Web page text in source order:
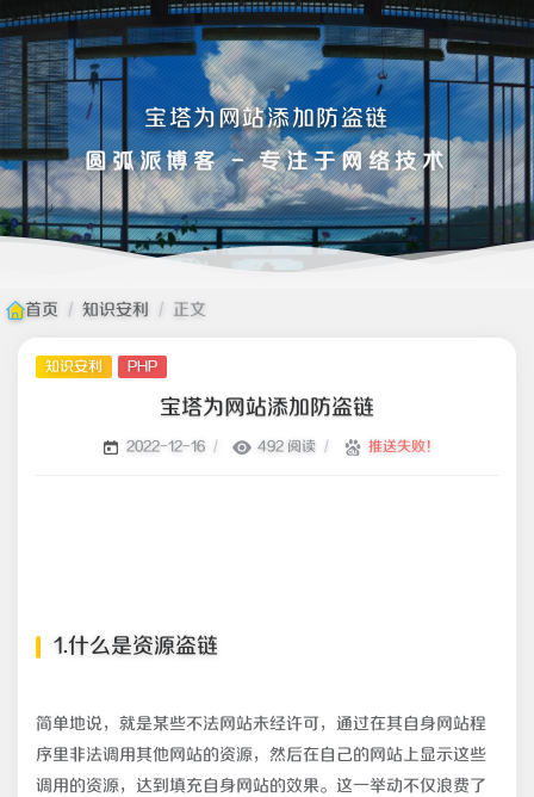
宝塔为网站添加防盗链
圆弧派博客 - 专注于网络技术
首页 / 知识安利 / 正文
知识安利 PHP
宝塔为网站添加防盗链
2022-12-16 / 492 阅读 / 推送失败！
1.什么是资源盗链
简单地说，就是某些不法网站未经许可，通过在其自身网站程
序里非法调用其他网站的资源，然后在自己的网站上显示这些
调用的资源，达到填充自身网站的效果。这一举动不仅浪费了